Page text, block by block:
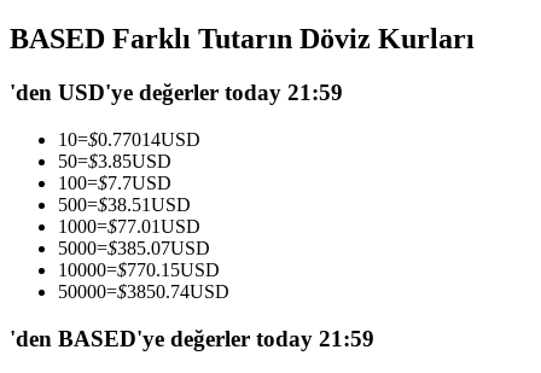
Kâr paylaşımı ve kopya ticaret komisyonlarının tadını çıkarın
BASED Farklı Tutarın Döviz Kurları
'den USD'ye değerler today 21:59
10=$0.77014USD
50=$3.85USD
100=$7.7USD
500=$38.51USD
1000=$77.01USD
5000=$385.07USD
10000=$770.15USD
50000=$3850.74USD
'den BASED'ye değerler today 21:59